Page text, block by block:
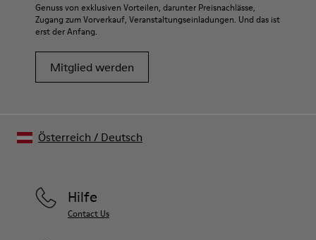
Genuss von exklusiven Vorteilen, darunter Preisnachlässe,
Zugang zum Vorverkauf, Veranstaltungseinladungen. Und das ist
erst der Anfang.
Mitglied werden
Hilfe
Contact Us
Österreich / Deutsch